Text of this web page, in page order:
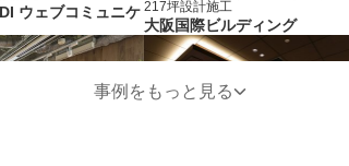
ウェブコミュニケ 217坪設計施工
大阪国際ビルディング
事例をもっと見る